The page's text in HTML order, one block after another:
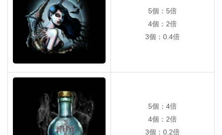
5個：5倍
4個：2倍
3個：0.4倍
5個：4倍
4個：2倍
3個：0.2倍